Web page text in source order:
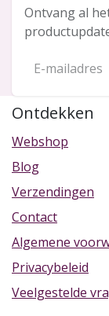
Ontvang al
Ontdekken
Webshop
Blog
Verzendingen
Contact
Algemene
Privacybeleid
Veelgestelde